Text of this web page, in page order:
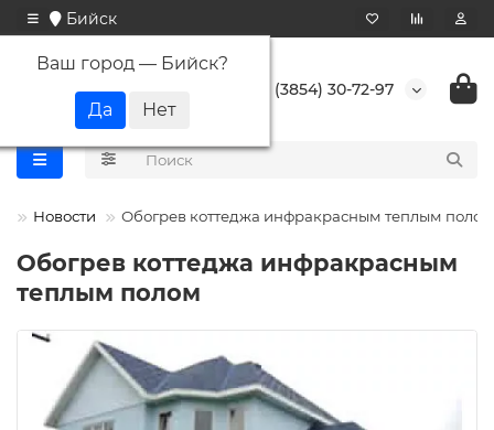
Бийск
Ваш город — Бийск?
+7 (3854) 30-72-97
Новости Обогрев коттеджа инфракрасным теплым полом
Обогрев коттеджа инфракрасным
теплым полом